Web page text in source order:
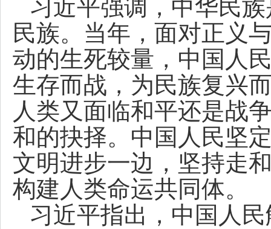
习近平强调，中华民
民族。当年，面对正义
动的生死较量，中国人
生存而战，为民族复兴
人类又面临和平还是战
和的抉择。中国人民坚
文明进步一边，坚持走
构建人类命运共同体。
习近平指出，中国人